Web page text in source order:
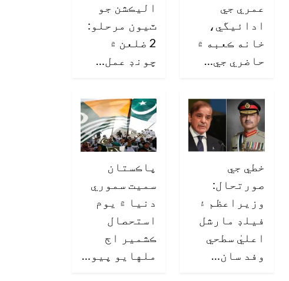
عمري جي
ادائيگي،
خانه ڪعبه ۾
حاضري جي…
اليڪشن جو
ٽيون مرحلو:
2 ضلعن ۾
چونڊ عمل…
خطي جي
صورتحال:
وزيراعظم ۽
فيلڊ مارشل
اعليٰ سطحي
وفد سان…
پاڪستان
سميت سموري
دنيا ۾ يوم
استحصال
ڪشمير اڄ
ملهايو پيو…